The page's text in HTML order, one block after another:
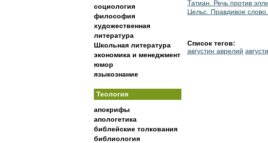
социология
философия
художественная
литература
Школьная литература
экономика и менеджмент
юмор
языкознание
Теология
апокрифы
апологетика
библейские толкования
библиология
Татиан. Речь против
Цельс. Правдивое слово.
Список тегов:
августин аврелий